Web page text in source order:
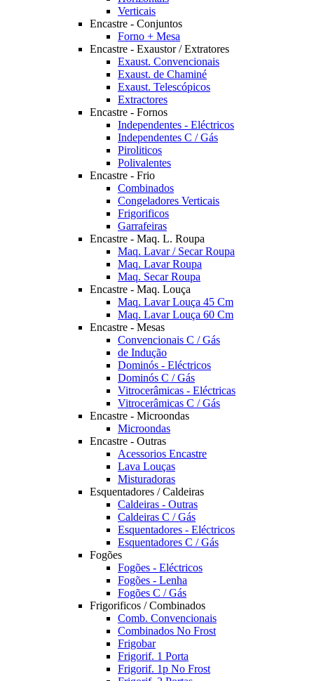
Verticais
Encastre - Conjuntos
Forno + Mesa
Encastre - Exaustor / Extratores
Exaust. Convencionais
Exaust. de Chaminé
Exaust. Telescópicos
Extractores
Encastre - Fornos
Independentes - Eléctricos
Independentes C / Gás
Piroliticos
Polivalentes
Encastre - Frio
Combinados
Congeladores Verticais
Frigorificos
Garrafeiras
Encastre - Maq. L. Roupa
Maq. Lavar / Secar Roupa
Maq. Lavar Roupa
Maq. Secar Roupa
Encastre - Maq. Louça
Maq. Lavar Louça 45 Cm
Maq. Lavar Louça 60 Cm
Encastre - Mesas
Convencionais C / Gás
de Indução
Dominós - Eléctricos
Dominós C / Gás
Vitrocerâmicas - Eléctricas
Vitrocerâmicas C / Gás
Encastre - Microondas
Microondas
Encastre - Outras
Acessorios Encastre
Lava Louças
Misturadoras
Esquentadores / Caldeiras
Caldeiras - Outras
Caldeiras C / Gás
Esquentadores - Eléctricos
Esquentadores C / Gás
Fogões
Fogões - Eléctricos
Fogões - Lenha
Fogões C / Gás
Frigorificos / Combinados
Comb. Convencionais
Combinados No Frost
Frigobar
Frigorif. 1 Porta
Frigorif. 1p No Frost